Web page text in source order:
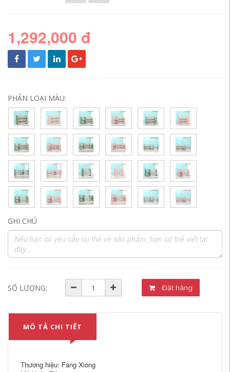
1,292,000 đ
PHÂN LOẠI MÀU:
GHI CHÚ
SỐ LƯỢNG: Đặt hàng
MÔ TẢ CHI TIẾT
Thương hiệu: Fang Xiong